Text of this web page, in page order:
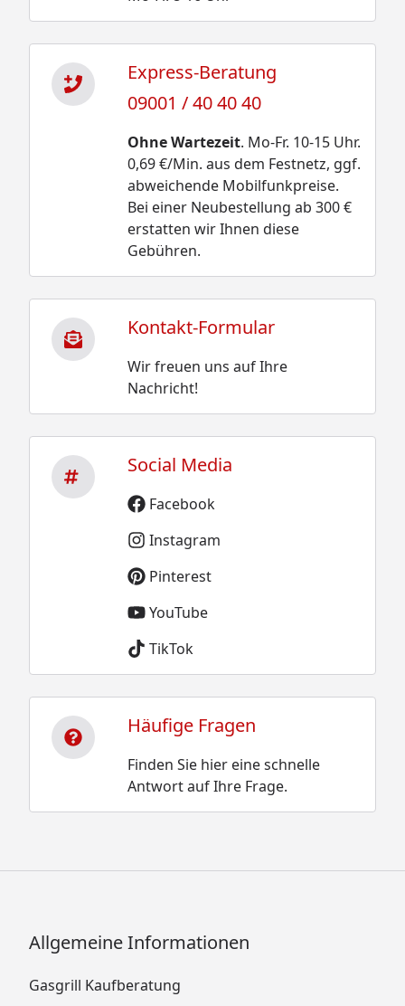
Express-Beratung
09001 / 40 40 40
Ohne Wartezeit. Mo-Fr. 10-15 Uhr.
0,69 €/Min. aus dem Festnetz, ggf.
abweichende Mobilfunkpreise.
Bei einer Neubestellung ab 300 €
erstatten wir Ihnen diese
Gebühren.
Kontakt-Formular
Wir freuen uns auf Ihre
Nachricht!
Social Media
Facebook
Instagram
Pinterest
YouTube
TikTok
Häufige Fragen
Finden Sie hier eine schnelle
Antwort auf Ihre Frage.
Allgemeine Informationen
Gasgrill Kaufberatung